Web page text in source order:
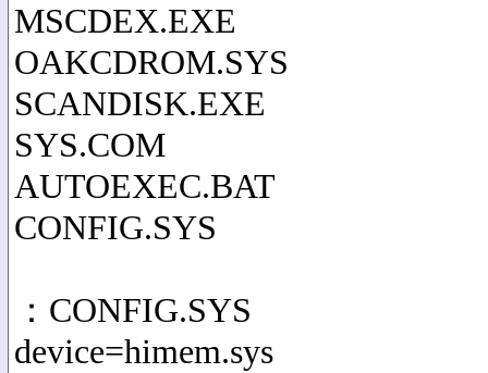
MSCDEX.EXE
OAKCDROM.SYS
SCANDISK.EXE
SYS.COM
AUTOEXEC.BAT
CONFIG.SYS
：CONFIG.SYS
device=himem.sys